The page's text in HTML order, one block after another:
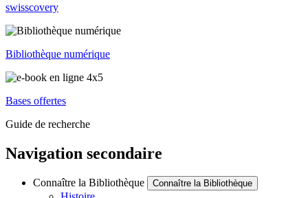
swisscovery
Bibliothèque numérique
Bases offertes
Guide de recherche
Navigation secondaire
Connaître la Bibliothèque Connaître la Bibliothèque